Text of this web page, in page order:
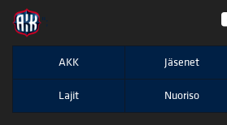
";
AKK Jäsenet
Lajit Nuoriso